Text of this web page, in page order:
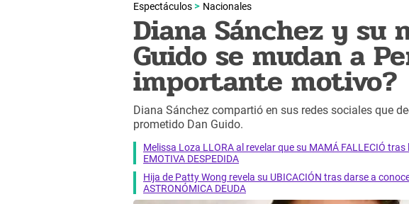
Espectáculos Nacionales
Diana Sánchez y su
Guido se mudan a
importante motivo?
Diana Sánchez compartió en sus redes sociales que
prometido Dan Guido.
Melissa Loza LLORA al revelar que su MAMÁ FALLECIÓ
EMOTIVA DESPEDIDA
Hija de Patty Wong revela su UBICACIÓN tras darse a
ASTRONÓMICA DEUDA